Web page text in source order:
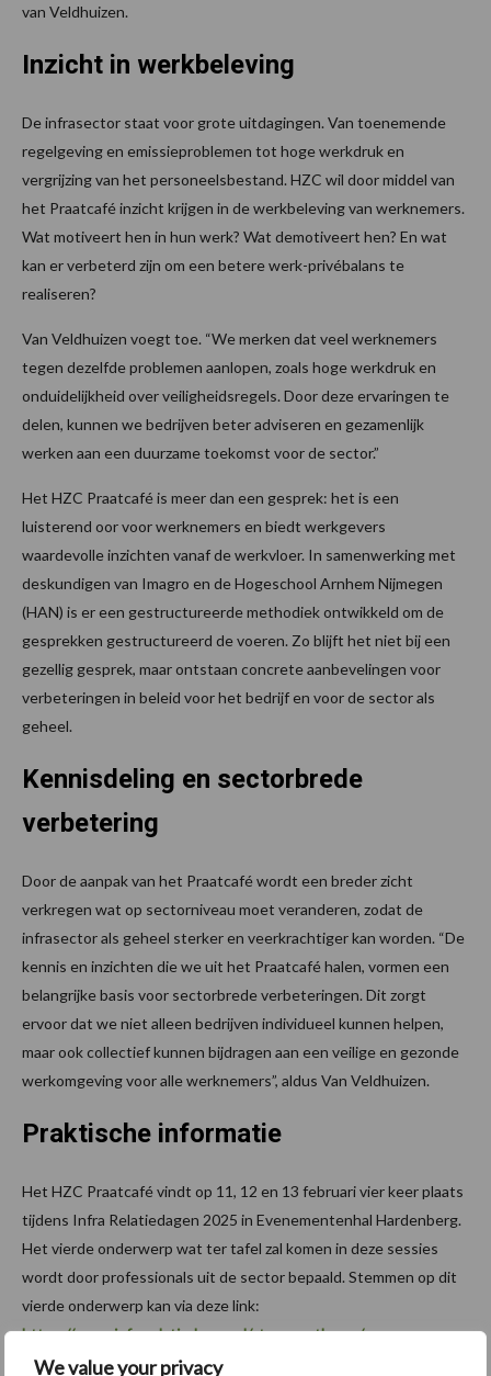
We value your privacy
van Veldhuizen.
Inzicht in werkbeleving
De infrasector staat voor grote uitdagingen. Van toenemende
regelgeving en emissieproblemen tot hoge werkdruk en
vergrijzing van het personeelsbestand. HZC wil door middel van
het Praatcafé inzicht krijgen in de werkbeleving van werknemers.
Wat motiveert hen in hun werk? Wat demotiveert hen? En wat
kan er verbeterd zijn om een betere werk-privébalans te
realiseren?
Van Veldhuizen voegt toe. “We merken dat veel werknemers
tegen dezelfde problemen aanlopen, zoals hoge werkdruk en
onduidelijkheid over veiligheidsregels. Door deze ervaringen te
delen, kunnen we bedrijven beter adviseren en gezamenlijk
werken aan een duurzame toekomst voor de sector.”
Het HZC Praatcafé is meer dan een gesprek: het is een
luisterend oor voor werknemers en biedt werkgevers
waardevolle inzichten vanaf de werkvloer. In samenwerking met
deskundigen van Imagro en de Hogeschool Arnhem Nijmegen
(HAN) is er een gestructureerde methodiek ontwikkeld om de
gesprekken gestructureerd de voeren. Zo blijft het niet bij een
gezellig gesprek, maar ontstaan concrete aanbevelingen voor
verbeteringen in beleid voor het bedrijf en voor de sector als
geheel.
Kennisdeling en sectorbrede
verbetering
Door de aanpak van het Praatcafé wordt een breder zicht
verkregen wat op sectorniveau moet veranderen, zodat de
infrasector als geheel sterker en veerkrachtiger kan worden. “De
kennis en inzichten die we uit het Praatcafé halen, vormen een
belangrijke basis voor sectorbrede verbeteringen. Dit zorgt
ervoor dat we niet alleen bedrijven individueel kunnen helpen,
maar ook collectief kunnen bijdragen aan een veilige en gezonde
werkomgeving voor alle werknemers”, aldus Van Veldhuizen.
Praktische informatie
Het HZC Praatcafé vindt op 11, 12 en 13 februari vier keer plaats
tijdens Infra Relatiedagen 2025 in Evenementenhal Hardenberg.
Het vierde onderwerp wat ter tafel zal komen in deze sessies
wordt door professionals uit de sector bepaald. Stemmen op dit
vierde onderwerp kan via deze link:
https://www.infrarelatiedagen.nl/stem-op-thema/